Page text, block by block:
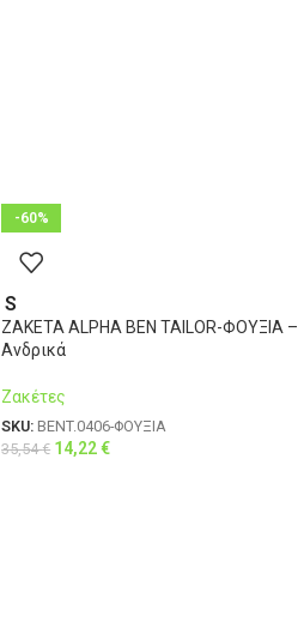
-60%
S
ΖΑΚΕΤΑ ALPHA BEN TAILOR-ΦΟΥΞΙΑ –
Ανδρικά
Ζακέτες
SKU: BENT.0406-ΦΟΥΞΙΑ
35,54€ 14,22€